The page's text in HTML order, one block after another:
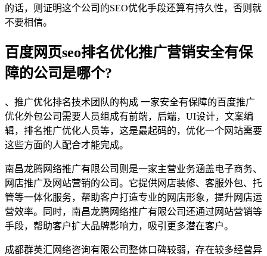
的话，则证明这个公司的SEO优化手段还算有持久性，否则就
不要相信。
百度网页seo排名优化推广营销安全有保
障的公司是哪个?
、推广优化排名技术团队的构成 一家安全有保障的百度推广
优化外包公司需要人员组成有前端，后端，UI设计，文案编
辑，排名推广优化人员等，这是最起码的，优化一个网站需要
这些方面的人配合才能完成。
南昌龙腾网络推广有限公司则是一家主营业务涵盖电子商务、
网店推广及网站营销的公司。它提供网店装修、客服外包、托
管等一体化服务，帮助客户打造专业的网店形象，提升网店运
营效率。同时，南昌龙腾网络推广有限公司还通过网站营销等
手段，帮助客户扩大品牌影响力，吸引更多潜在客户。
成都群英汇网络咨询有限公司整体口碑较弱，存在较多经营异